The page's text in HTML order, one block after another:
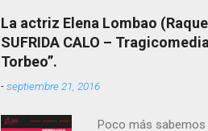
La actriz Elena Lombao
SUFRIDA CALO –
Torbeo”.
-septiembre 21, 2016
Poco más sabemos